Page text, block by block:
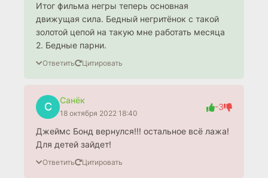
Итог фильма негры теперь основная
движущая сила. Бедный негритёнок с такой
золотой цепой на такую мне работать месяца
2. Бедные парни.
Ответить Цитировать
С
Санёк
18 октября 2022 18:40
-3
Джеймс Бонд вернулся!!! остальное всё лажа!
Для детей зайдет!
Ответить Цитировать